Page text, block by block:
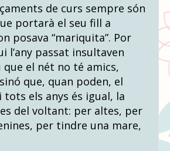
de curs sempre són
portarà el seu fill a
posava “mariquita”. Por
l’any passat insultaven
que el nét no té amics,
que, quan poden, el
tots els anys és igual, la
del voltant: per altes, per
per tindre una mare,